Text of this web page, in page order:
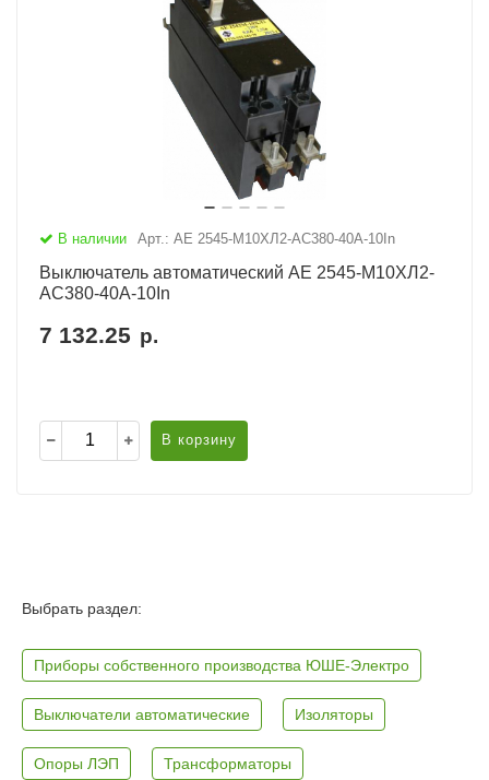
В наличии Арт.: АЕ 2545-М10ХЛ2-AC380-40А-10In
Выключатель автоматический АЕ 2545-М10ХЛ2-
AC380-40А-10In
7 132.25 р.
В корзину
Выбрать раздел:
Приборы собственного производства ЮШЕ-Электро
Выключатели автоматические Изоляторы
Опоры ЛЭП Трансформаторы